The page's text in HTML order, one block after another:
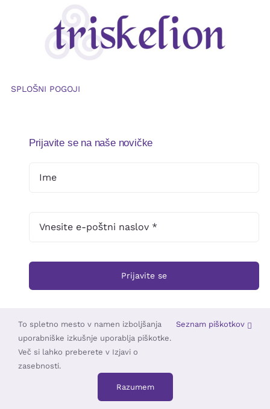
SPLOŠNI POGOJI
Prijavite se na naše novičke
Prijavite se
© 2025 •Založba Triskelion• Vse pravice pridržane •
To spletno mesto v namen izboljšanja
uporabniške izkušnje uporablja piškotke.
Več si lahko preberete v Izjavi o
zasebnosti.
Seznam piškotkov
Razumem